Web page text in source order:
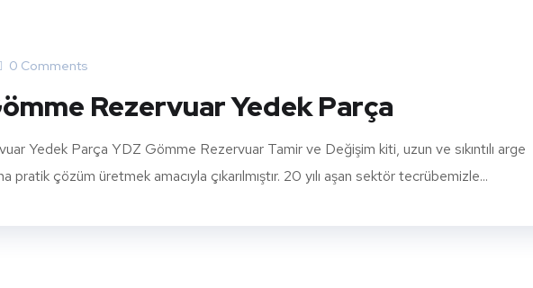
0 Comments
Rezervuar Yedek Parça
Yedek Parça YDZ Gömme Rezervuar Tamir ve Değişim kiti, uzun ve sıkıntılı arge
pratik çözüm üretmek amacıyla çıkarılmıştır. 20 yılı aşan sektör tecrübemizle...